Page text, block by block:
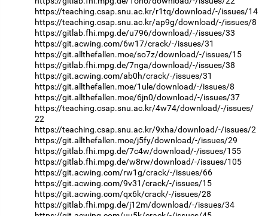
https://teaching.csap.snu.ac.kr/r1tq/download/-/issues/14
https://teaching.csap.snu.ac.kr/ap9g/download/-/issues/8
https://gitlab.fhi.mpg.de/u796/download/-/issues/33
https://git.acwing.com/6w17/crack/-/issues/31
https://git.allthefallen.moe/so7z/download/-/issues/15
https://gitlab.fhi.mpg.de/7nga/download/-/issues/38
https://git.acwing.com/ab0h/crack/-/issues/31
https://git.allthefallen.moe/1ule/download/-/issues/8
https://git.allthefallen.moe/6jn0/download/-/issues/37
https://teaching.csap.snu.ac.kr/4w74/download/-/issues/
22
https://teaching.csap.snu.ac.kr/9xha/download/-/issues/2
https://git.allthefallen.moe/j5fy/download/-/issues/29
https://gitlab.fhi.mpg.de/7c4w/download/-/issues/155
https://gitlab.fhi.mpg.de/w8rw/download/-/issues/105
https://git.acwing.com/rw1g/crack/-/issues/66
https://git.acwing.com/9v31/crack/-/issues/15
https://git.acwing.com/qx6k/crack/-/issues/28
https://gitlab.fhi.mpg.de/j12m/download/-/issues/34